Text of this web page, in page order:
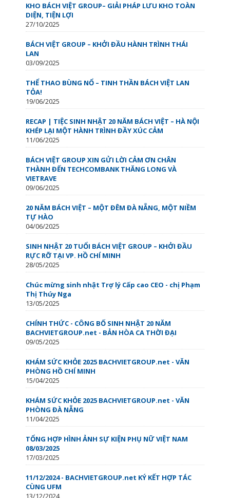
KHO BÁCH VIỆT GROUP– GIẢI PHÁP LƯU KHO TOÀN
DIỆN, TIỆN LỢI
27/10/2025
BÁCH VIỆT GROUP – KHỞI ĐẦU HÀNH TRÌNH THÁI
LAN
03/09/2025
THỂ THAO BÙNG NỔ – TINH THẦN BÁCH VIỆT LAN
TỎA!
19/06/2025
RECAP | TIỆC SINH NHẬT 20 NĂM BÁCH VIỆT – HÀ NỘI
KHÉP LẠI MỘT HÀNH TRÌNH ĐẦY XÚC CẢM
11/06/2025
BÁCH VIỆT GROUP XIN GỬI LỜI CẢM ƠN CHÂN
THÀNH ĐẾN TECHCOMBANK THĂNG LONG VÀ
VIETRAVE
09/06/2025
20 NĂM BÁCH VIỆT – MỘT ĐÊM ĐÀ NẴNG, MỘT NIỀM
TỰ HÀO
04/06/2025
SINH NHẬT 20 TUỔI BÁCH VIỆT GROUP – KHỞI ĐẦU
RỰC RỠ TẠI VP. HỒ CHÍ MINH
28/05/2025
Chúc mừng sinh nhật Trợ lý Cấp cao CEO - chị Phạm
Thị Thúy Nga
13/05/2025
CHÍNH THỨC - CÔNG BỐ SINH NHẬT 20 NĂM
BACHVIETGROUP.net - BẢN HÒA CA THỜI ĐẠI
09/05/2025
KHÁM SỨC KHỎE 2025 BACHVIETGROUP.net - VĂN
PHÒNG HỒ CHÍ MINH
15/04/2025
KHÁM SỨC KHỎE 2025 BACHVIETGROUP.net - VĂN
PHÒNG ĐÀ NẴNG
11/04/2025
TỔNG HỢP HÌNH ẢNH SỰ KIỆN PHỤ NỮ VIỆT NAM
08/03/2025
17/03/2025
11/12/2024 - BACHVIETGROUP.net KÝ KẾT HỢP TÁC
CÙNG UFM
13/12/2024